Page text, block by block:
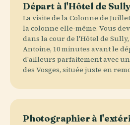
Départ à l'Hôtel de
La visite de la Colonne de
la colonne elle-même. Vous
dans la cour de l'Hôtel de Sully,
Antoine, 10 minutes avant le
d'ailleurs parfaitement avec
des Vosges, située juste en
Photographier à